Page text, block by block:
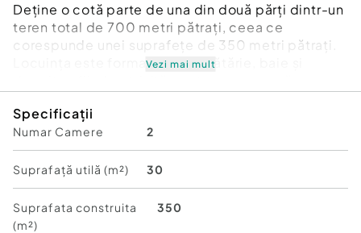
Deține o cotă parte de una din două părți dintr-un
teren total de 700 metri pătrați, ceea ce
corespunde unei suprafețe de 350 metri pătrați.
Locuința este formată din bucătărie, baie și
Detalii importante:
Curte comună, fără acces auto
Suprafață teren aferentă: 350 metri pătrați (din
totalul de 700 metri pătrați)
Vezi mai mult
Specificații
Numar Camere 2
Suprafață utilă (m²) 30
Suprafata construita
(m²)
350